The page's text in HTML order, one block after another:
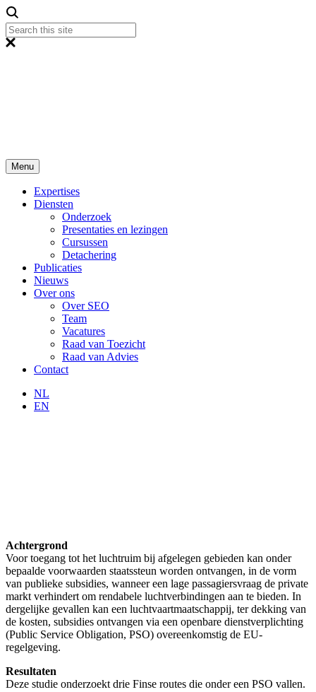
Menu
Expertises
Diensten
Onderzoek
Presentaties en lezingen
Cursussen
Detachering
Publicaties
Nieuws
Over ons
Over SEO
Team
Vacatures
Raad van Toezicht
Raad van Advies
Contact
NL
EN
Achtergrond
Voor toegang tot het luchtruim bij afgelegen gebieden kan onder
bepaalde voorwaarden staatssteun worden ontvangen, in de vorm
van publieke subsidies, wanneer een lage passagiersvraag de private
markt verhindert om rendabele luchtverbindingen aan te bieden. In
dergelijke gevallen kan een luchtvaartmaatschappij, ter dekking van
de kosten, subsidies ontvangen via een openbare dienstverplichting
(Public Service Obligation, PSO) overeenkomstig de EU-
regelgeving.
Resultaten
Deze studie onderzoekt drie Finse routes die onder een PSO vallen.